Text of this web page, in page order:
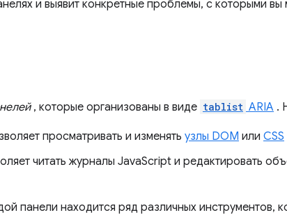
и выявит конкретные проблемы, с которыми вы
, которые организованы в виде tablist ARIA .
просматривать и изменять узлы DOM или CSS
читать журналы JavaScript и редактировать
панели находится ряд различных инструментов,